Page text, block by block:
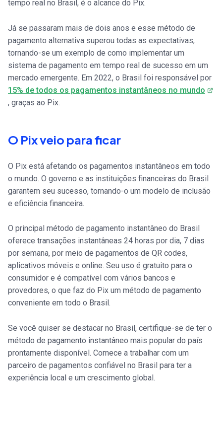
tempo real no Brasil, é o alcance do Pix.
Já se passaram mais de dois anos e esse método de
pagamento alternativa superou todas as expectativas,
tornando-se um exemplo de como implementar um
sistema de pagamento em tempo real de sucesso em um
mercado emergente. Em 2022, o Brasil foi responsável por
15% de todos os pagamentos instantâneos no mundo
, graças ao Pix.
O Pix veio para ficar
O Pix está afetando os pagamentos instantâneos em todo
o mundo. O governo e as instituições financeiras do Brasil
garantem seu sucesso, tornando-o um modelo de inclusão
e eficiência financeira.
O principal método de pagamento instantâneo do Brasil
oferece transações instantâneas 24 horas por dia, 7 dias
por semana, por meio de pagamentos de QR codes,
aplicativos móveis e online. Seu uso é gratuito para o
consumidor e é compatível com vários bancos e
provedores, o que faz do Pix um método de pagamento
conveniente em todo o Brasil.
Se você quiser se destacar no Brasil, certifique-se de ter o
método de pagamento instantâneo mais popular do país
prontamente disponível. Comece a trabalhar com um
parceiro de pagamentos confiável no Brasil para ter a
experiência local e um crescimento global.